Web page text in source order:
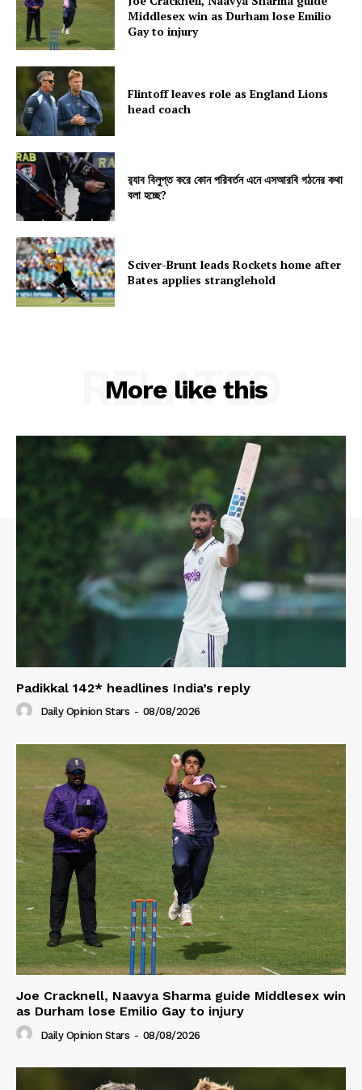
Middlesex win as Durham lose Emilio
Gay to injury
Flintoff leaves role as England Lions
head coach
র‍্যাব বিলুপ্ত করে কোন পরিবর্তন এনে এসআরবি গঠনের কথা
বলা হচ্ছে?
Sciver-Brunt leads Rockets home after
Bates applies stranglehold
More like this
RELATED
Padikkal 142* headlines India’s reply
Daily Opinion Stars - 08/08/2026
Joe Cracknell, Naavya Sharma guide Middlesex win
as Durham lose Emilio Gay to injury
Daily Opinion Stars - 08/08/2026